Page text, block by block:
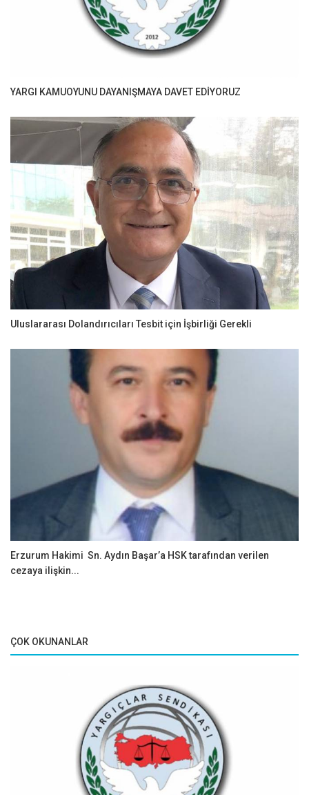
YARGI KAMUOYUNU DAYANIŞMAYA DAVET EDİYORUZ
Uluslararası Dolandırıcıları Tesbit için İşbirliği Gerekli
Erzurum Hakimi Sn. Aydın Başar’a HSK tarafından verilen
cezaya ilişkin...
ÇOK OKUNANLAR